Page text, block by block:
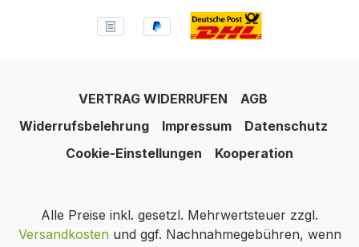
VERTRAG WIDERRUFEN
AGB
Widerrufsbelehrung
Impressum
Datenschutz
Cookie-Einstellungen
Kooperation
Alle Preise inkl. gesetzl. Mehrwertsteuer zzgl.
Versandkostenund ggf. Nachnahmegebühren, wenn